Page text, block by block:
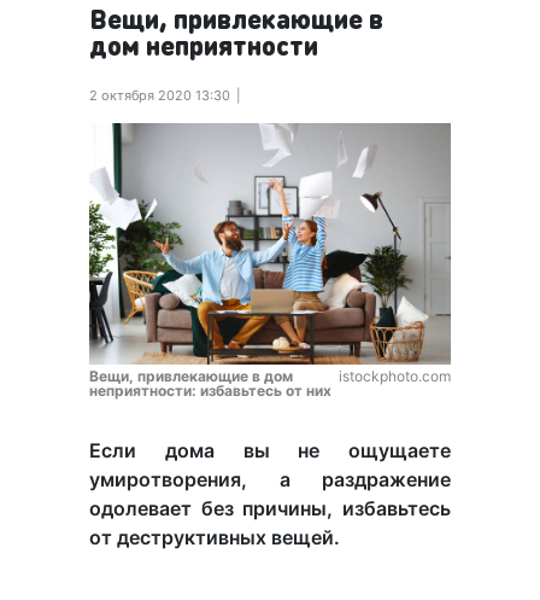
Вещи, привлекающие в
дом неприятности
2 октября 2020 13:30
Вещи, привлекающие в дом
неприятности: избавьтесь от них
istockphoto.com
Если дома вы не ощущаете
умиротворения, а раздражение
одолевает без причины, избавьтесь
от деструктивных вещей.